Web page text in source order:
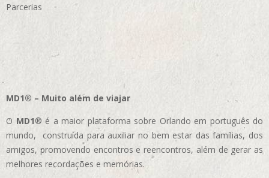
Parcerias
MD1® – Muito além de viajar
O MD1® é a maior plataforma sobre Orlando em português do
mundo, construída para auxiliar no bem estar das famílias, dos
amigos, promovendo encontros e reencontros, além de gerar as
melhores recordações e memórias.